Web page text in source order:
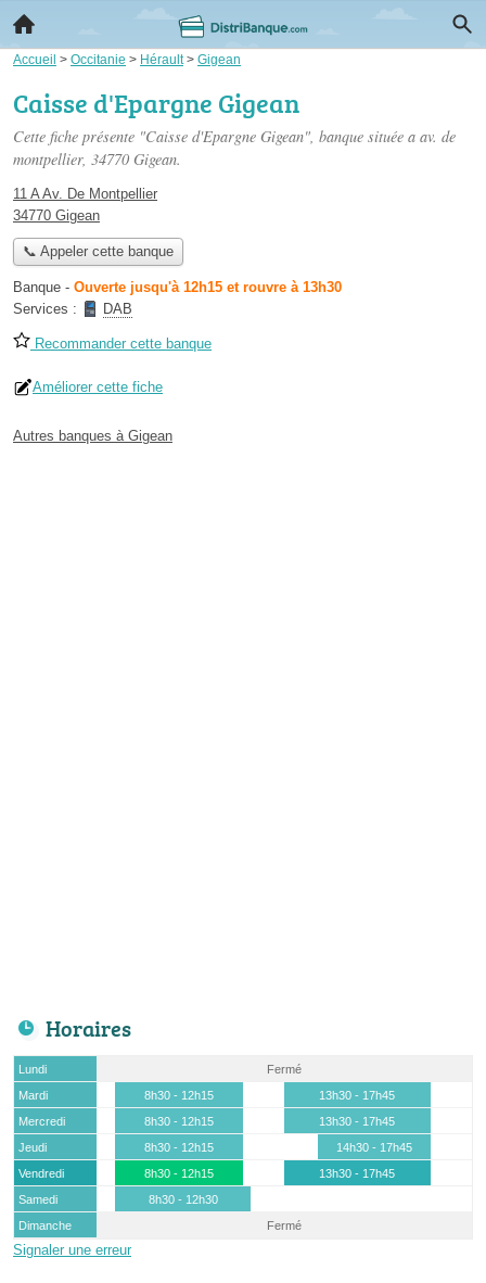
Accueil > Occitanie > Hérault> Gigean
Caisse d'Epargne Gigean
Cette fiche présente "Caisse d'Epargne Gigean", banque située a av. de
montpellier, 34770 Gigean.
11 A Av. De Montpellier
34770 Gigean
📞 Appeler cette banque
Banque - Ouverte jusqu'à 12h15 et rouvre à 13h30
Services :
DAB
Recommander cette banque
Améliorer cette fiche
Autres banques à Gigean
Horaires
Lundi
Fermé
Mardi
8h30 - 12h15
13h30 - 17h45
Mercredi
8h30 - 12h15
13h30 - 17h45
Jeudi
8h30 - 12h15
14h30 - 17h45
Vendredi
8h30 - 12h15
13h30 - 17h45
Samedi
8h30 - 12h30
Dimanche
Fermé
Signaler une erreur